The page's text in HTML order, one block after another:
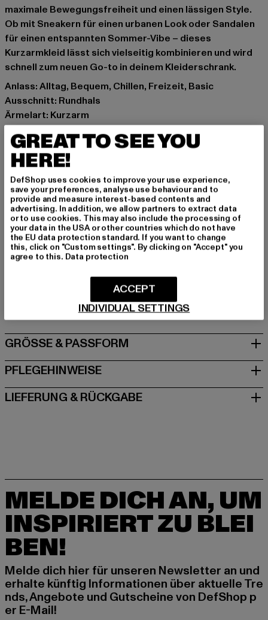
maximale Bewegungsfreiheit und einen lässigen Style.
Ob mit Sneakern für einen urbanen Look oder Sandalen
für einen entspannten Sommer-Vibe – dieses
Kurzarmkleid lässt sich vielseitig kombinieren und wird
schnell zum neuen Go-to in deinem Kleiderschrank.
Anlass: Alltag, Bequem, Chillen, Freizeit, Basic
Ausschnitt: Rundhals
Ärmelart: Kurzarm
Muster: Unifarben
Details: Schlitz
Schnitt: Locker
Kat.: Bekleidung
Farbe: schwarz
Hersteller Farbe: jet black
Materialzusammensetzung: 100% Baumwolle
Art.Nr: DFLDR084-02343
Hersteller: TB International GmbH |info@tbint.de
Dr.-Robert-Murjahn-Straße 7 | 64372 Ober-Ramstadt |
GRÖSSE & PASSFORM
PFLEGEHINWEISE
LIEFERUNG & RÜCKGABE
MELDE DICH AN, UM
INSPIRIERT ZU BLEI
BEN!
Melde dich hier für unseren Newsletter an und
erhalte künftig Informationen über aktuelle Tre
nds, Angebote und Gutscheine von DefShop p
er E-Mail!
GREAT TO SEE YOU
HERE!
DefShop uses cookies to improve your use experience,
save your preferences, analyse use behaviour and to
provide and measure interest-based contents and
advertising. In addition, we allow partners to extract data
or to use cookies. This may also include the processing of
your data in the USA or other countries which do not have
the EU data protection standard. If you want to change
this, click on "Custom settings". By clicking on "Accept" you
agree to this. Data protection
INDIVIDUAL SETTINGS
ACCEPT